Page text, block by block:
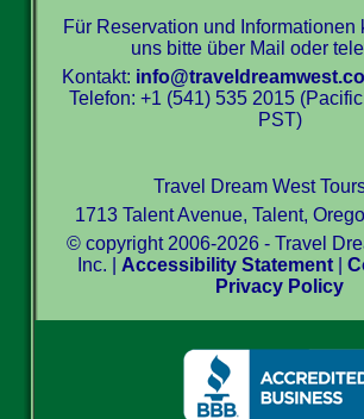
Für Reservation und Informationen
uns bitte über Mail oder
Kontakt:
Telefon: +1 (541) 535 2015
PST)
Travel Dream West
1713 Talent Avenue, Talent,
© copyright 2006-2026 - Travel
Inc. | Accessibility Statement |
Privacy Policy